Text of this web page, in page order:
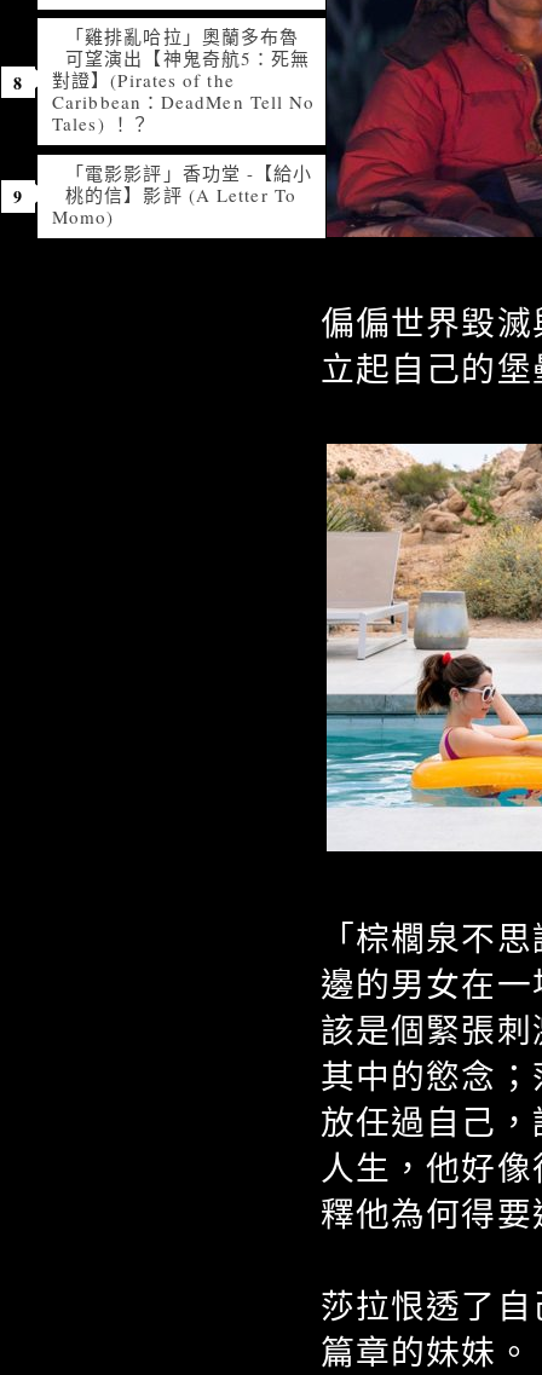
偏偏世界毀
立起自己的
「棕櫚泉不
邊的男女在
該是個緊張
其中的慾念
放任過自己
人生，他好
釋他為何得
莎拉恨透了
篇章的妹妹。
「雞排亂哈拉」奧蘭多布魯
可望演出【神鬼奇航5：死無
對證】(Pirates of the
Caribbean：DeadMen Tell No
Tales) ！？
「電影影評」香功堂 -【給小
桃的信】影評 (A Letter To
Momo)